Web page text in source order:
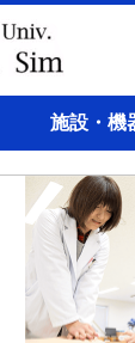
施設・機